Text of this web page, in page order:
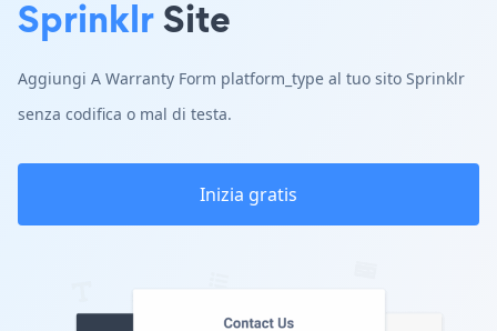
SprinklrSite
Aggiungi A Warranty Form platform_type al tuo sito Sprinklr
senza codifica o mal di testa.
Inizia gratis